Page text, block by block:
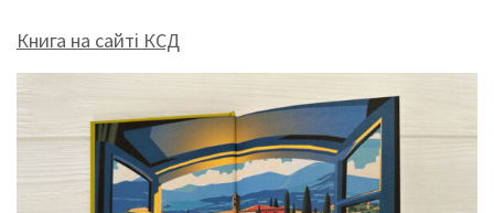
Книга на сайті КСД